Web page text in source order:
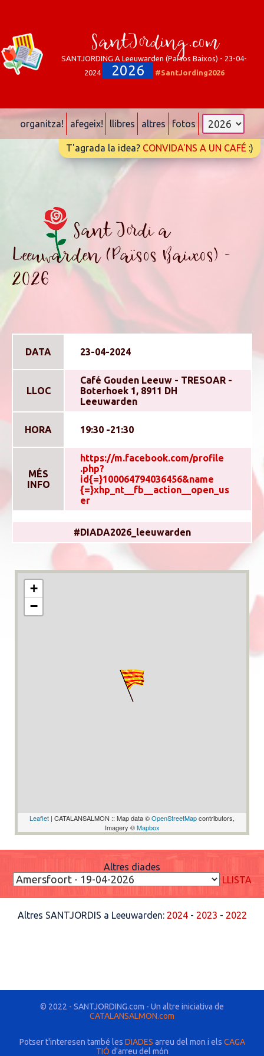
SantJording.com
SANTJORDING A Leeuwarden (Països Baixos) - 23-04-
2024
2026 #SantJording2026
organitza! afegeix! llibres altres fotos
T'agrada la idea? CONVIDA'NS A UN CAFÉ :)
Sant Jordi a
Leeuwarden (Països Baixos) -
2026
DATA 23-04-2024
LLOC
Café Gouden Leeuw - TRESOAR -
Boterhoek 1, 8911 DH
Leeuwarden
HORA 19:30 -21:30
MÉS
INFO
https://m.facebook.com/profile
.php?
id{=}100064794036456&name
{=}xhp_nt__fb__action__open_us
er
#DIADA2026_leeuwarden
+
−
Leaflet | CATALANSALMON :: Map data ©OpenStreetMapcontributors,
Imagery ©Mapbox
Altres diades
LLISTA
Altres SANTJORDIS a Leeuwarden: 2024- 2023 - 2022
© 2022 - SANTJORDING.com - Un altre iniciativa de
CATALANSALMON.com
Potser t'interesen també les DIADES arreu del mon i els CAGA
TIÓ d'arreu del món